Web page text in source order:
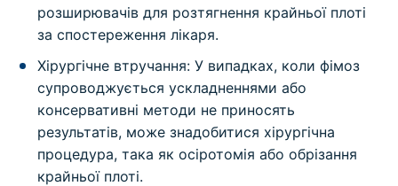
розширювачів для розтягнення крайньої плоті
за спостереження лікаря.
Хірургічне втручання: У випадках, коли фімоз
супроводжується ускладненнями або
консервативні методи не приносять
результатів, може знадобитися хірургічна
процедура, така як осіротомія або обрізання
крайньої плоті.